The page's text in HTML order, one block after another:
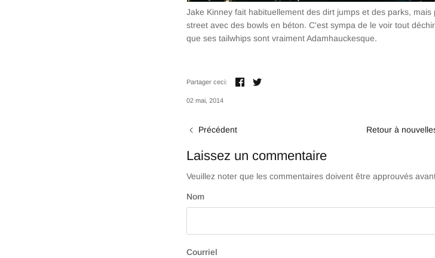
Jake Kinney fait habituellement des dirt jumps et des parks,
street avec des bowls en béton. C'est sympa de le voir tout
que ses tailwhips sont vraiment Adamhauckesque.
Partager ceci: PartagerTweeter
02 mai, 2014
Précédent Retour à
Laissez un commentaire
Veuillez noter que les commentaires doivent être approuvés
Nom
Courriel